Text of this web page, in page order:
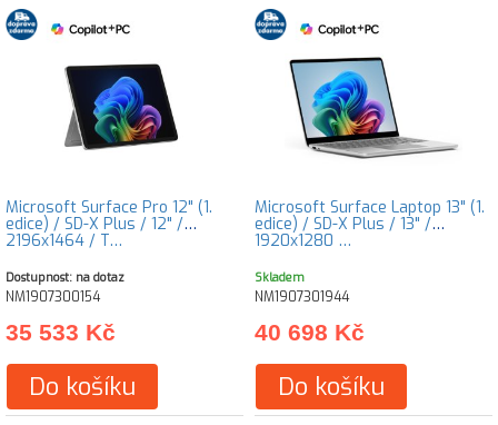
Microsoft Surface Pro 12" (1.
edice) / SD-X Plus / 12" /
2196x1464 / T…
Dostupnost: na dotaz
NM1907300154
35 533 Kč
Do košíku
Microsoft Surface Laptop 13" (1.
edice) / SD-X Plus / 13" /
1920x1280 …
Skladem
NM1907301944
40 698 Kč
Do košíku